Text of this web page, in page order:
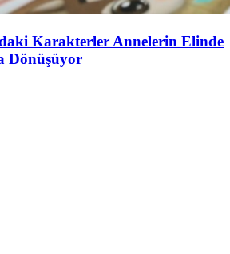
Karakterler Annelerin Elinde
Dönüşüyor